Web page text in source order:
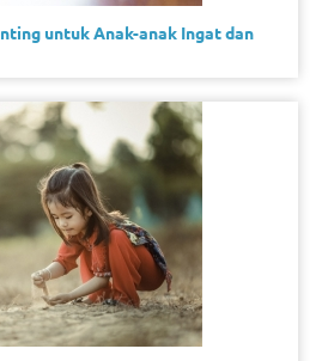
untuk Anak-anak Ingat dan